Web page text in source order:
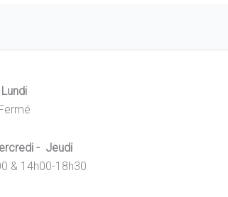
Lundi
Fermé
- Jeudi
& 14h00-18h30